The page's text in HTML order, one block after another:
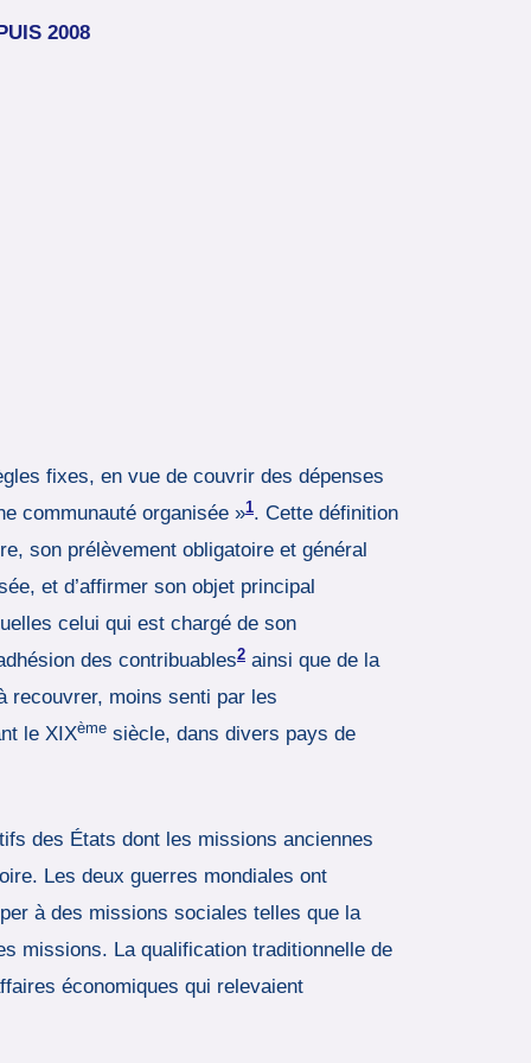
2008
fixes, en vue de couvrir des dépenses
communauté organisée »1. Cette définition
son prélèvement obligatoire et général
et d’affirmer son objet principal
celui qui est chargé de son
des contribuables2 ainsi que de la
recouvrer, moins senti par les
le XIXème siècle, dans divers pays de
des États dont les missions anciennes
Les deux guerres mondiales ont
à des missions sociales telles que la
missions. La qualification traditionnelle de
économiques qui relevaient